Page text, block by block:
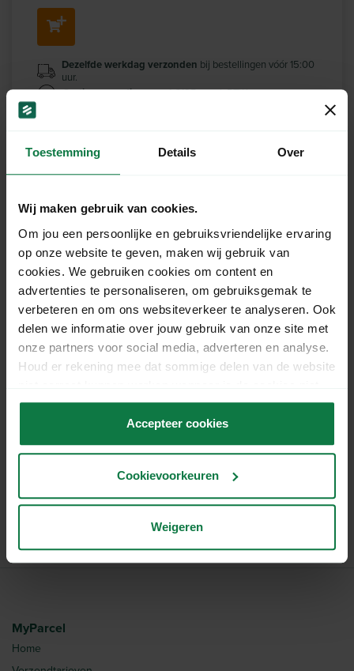
Toestemming Details Over
Wij maken gebruik van cookies.
Om jou een persoonlijke en gebruiksvriendelijke ervaring
op onze website te geven, maken wij gebruik van
cookies. We gebruiken cookies om content en
advertenties te personaliseren, om gebruiksgemak te
verbeteren en om ons websiteverkeer te analyseren. Ook
delen we informatie over jouw gebruik van onze site met
onze partners voor social media, adverteren en analyse.
Houd er rekening mee dat sommige delen van de website
accepteert.
Accepteer cookies
Cookievoorkeuren
Weigeren
Dezelfde werkdag verzonden bij bestellingen vóór 15:00
uur.
Gratis verzendingvanaf €125,- excl. BTW
Productomschrijving
Onze Doos met afmetingen van 570 x 380 x 270
een betrouwbare en duurzame
verpakkingsoplossing voor diverse doeleinden.
Deze doos is ideaal voor het veilig verzenden,
opslaan en organiseren van uw producten, waarbij
maximale bescherming wordt geboden.
Bekijkhier alle verzenddozen.
Specificaties
Lengte:
57 cm
38 cm
MyParcel
Home